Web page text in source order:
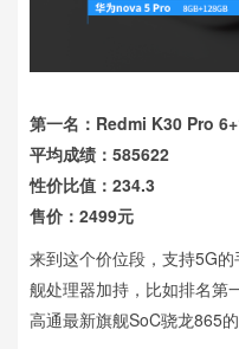
第一名：Redmi K30 Pro
平均成绩：585622
性价比值：234.3
售价：2499元
来到这个价位段，支持5G
舰处理器加持，比如排名第
高通最新旗舰SoC骁龙865